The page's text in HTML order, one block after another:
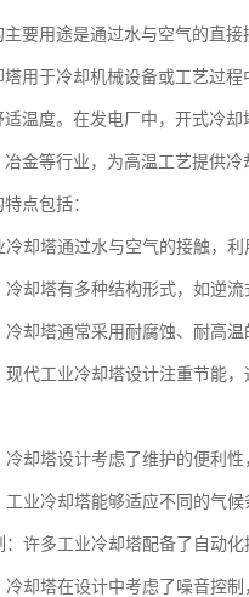
要用途是通过水与空气的直
塔用于冷却机械设备或工艺过
适温度。在发电厂中，开式冷
金等行业，为高温工艺提供
点包括：
冷却塔通过水与空气的接触，
冷却塔有多种结构形式，如逆
冷却塔通常采用耐腐蚀、耐高
现代工业冷却塔设计注重节能
冷却塔设计考虑了维护的便利
工业冷却塔能够适应不同的气
：许多工业冷却塔配备了自动
冷却塔在设计中考虑了噪音控